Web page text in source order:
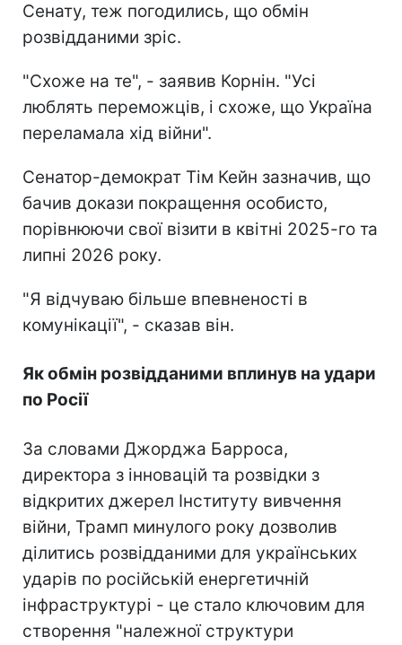
Сенату, теж погодились, що обмін
розвідданими зріс.
"Схоже на те", - заявив Корнін. "Усі
люблять переможців, і схоже, що Україна
переламала хід війни".
Сенатор-демократ Тім Кейн зазначив, що
бачив докази покращення особисто,
порівнюючи свої візити в квітні 2025-го та
липні 2026 року.
"Я відчуваю більше впевненості в
комунікації", - сказав він.
Як обмін розвідданими вплинув на удари
по Росії
За словами Джорджа Барроса,
директора з інновацій та розвідки з
відкритих джерел Інституту вивчення
війни, Трамп минулого року дозволив
ділитись розвідданими для українських
ударів по російській енергетичній
інфраструктурі - це стало ключовим для
створення "належної структури